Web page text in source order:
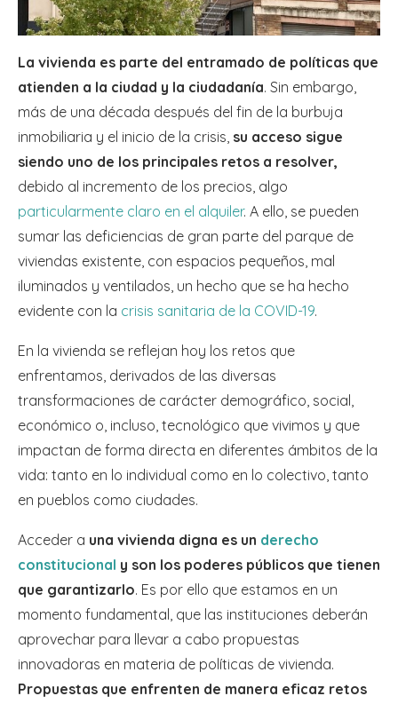
La vivienda es parte del entramado de políticas que
atienden a la ciudad y la ciudadanía. Sin embargo,
más de una década después del fin de la burbuja
inmobiliaria y el inicio de la crisis, su acceso sigue
siendo uno de los principales retos a resolver,
debido al incremento de los precios, algo
particularmente claro en el alquiler. A ello, se pueden
sumar las deficiencias de gran parte del parque de
viviendas existente, con espacios pequeños, mal
iluminados y ventilados, un hecho que se ha hecho
evidente con la crisis sanitaria de la COVID-19.
En la vivienda se reflejan hoy los retos que
enfrentamos, derivados de las diversas
transformaciones de carácter demográfico, social,
económico o, incluso, tecnológico que vivimos y que
impactan de forma directa en diferentes ámbitos de la
vida: tanto en lo individual como en lo colectivo, tanto
en pueblos como ciudades.
Acceder a una vivienda digna es un derecho
constitucional y son los poderes públicos que tienen
que garantizarlo. Es por ello que estamos en un
momento fundamental, que las instituciones deberán
aprovechar para llevar a cabo propuestas
innovadoras en materia de políticas de vivienda.
Propuestas que enfrenten de manera eficaz retos